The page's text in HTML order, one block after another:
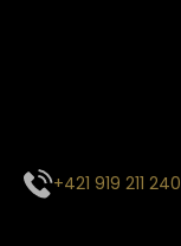
+421 919 211 240